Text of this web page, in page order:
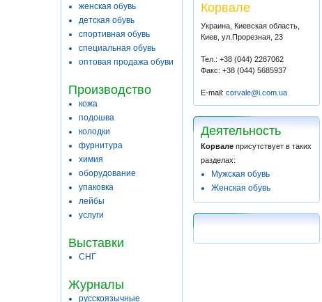
женская обувь
детская обувь
спортивная обувь
специальная обувь
оптовая продажа обуви
Производство
кожа
подошва
колодки
фурнитура
химия
оборудование
упаковка
лейбы
услуги
Выставки
СНГ
Журналы
русскоязычные
Корвале
Украина, Киевская область,
Киев, ул.Прорезная, 23
Тел.: +38 (044) 2287062
Факс: +38 (044) 5685937
E-mail: corvale@i.com.ua
Деятельность
Корвале присутствует в таких
разделах:
Мужская обувь
Женская обувь